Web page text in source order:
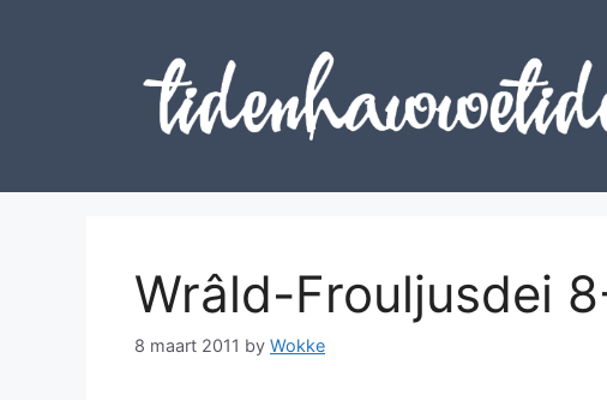
Wrâld-Frouljusdei
8 maart 2011 by Wokke